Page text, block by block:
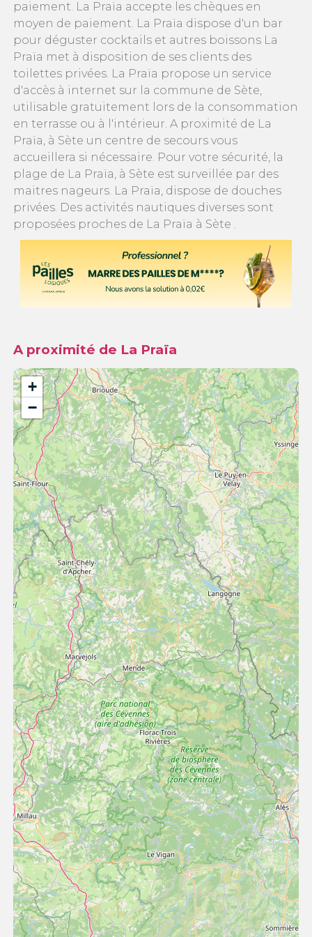
paiement. La Praïa accepte les chèques en
moyen de paiement. La Praïa dispose d'un bar
pour déguster cocktails et autres boissons La
Praïa met à disposition de ses clients des
toilettes privées. La Praïa propose un service
d'accès à internet sur la commune de Sète,
utilisable gratuitement lors de la consommation
en terrasse ou à l'intérieur. A proximité de La
Praïa, à Sète un centre de secours vous
accueillera si nécessaire. Pour votre sécurité, la
plage de La Praïa, à Sète est surveillée par des
maitres nageurs. La Praïa, dispose de douches
privées. Des activités nautiques diverses sont
proposées proches de La Praïa à Sète .
A proximité de La Praïa
+
−